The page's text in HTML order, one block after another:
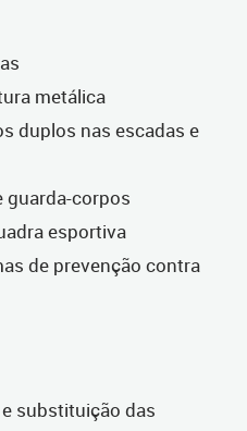
metálica
duplos nas escadas e
guarda-corpos
esportiva
de prevenção contra
substituição das